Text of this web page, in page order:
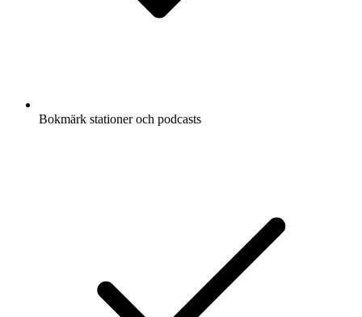
Bokmärk stationer och podcasts